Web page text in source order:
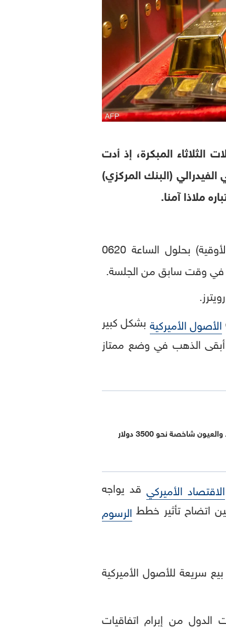
دولار المهمة، في تعاملات الثلاثاء المبكرة، إذ أدت
(البنك المركزي)
ملاذا آمنا.
في المعاملات الفورية 2.2 بالمئة إلى 3493.41 دولار للأونصة (الأوقية) بحلول الساعة 0620
الأصول الأميركية بشكل كبير
الذهب في وضع ممتاز
شاخصة نحو 3500 دولار
الاقتصاد الأميركي قد يواجه
اتضاح تأثير خطط الرسوم
سريعة للأصول الأميركية
من إبرام اتفاقيات